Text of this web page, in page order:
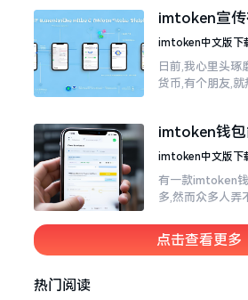
一个“钱包”而已
imtoken宣
载，新手看
imtoken中文版下
日前,我心里头琢
货币,有个朋友,就
imtoken钱包
文说清楚
imtoken中文版下
有一款imtoken
多,然而众多人弄
钱包和交易所原
存钱罐与菜市场那
点击查看更多
热门阅读